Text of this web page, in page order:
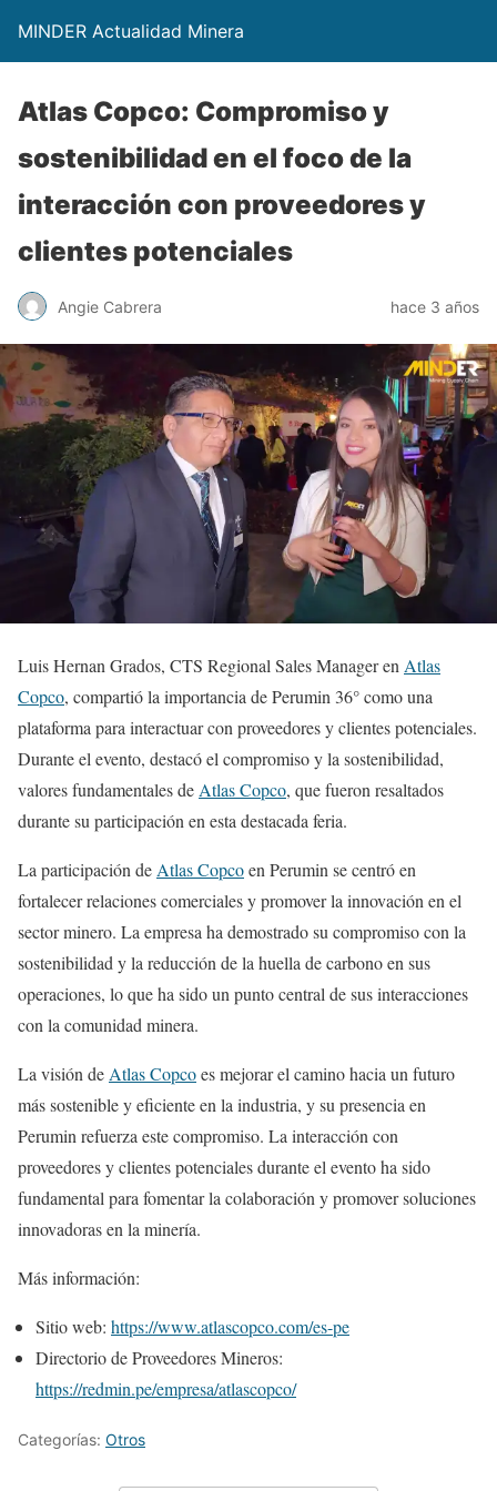
MINDER Actualidad Minera
Atlas Copco: Compromiso y
sostenibilidad en el foco de la
interacción con proveedores y
clientes potenciales
Angie Cabrera hace 3 años
Luis Hernan Grados, CTS Regional Sales Manager en Atlas
Copco, compartió la importancia de Perumin 36° como una
plataforma para interactuar con proveedores y clientes potenciales.
Durante el evento, destacó el compromiso y la sostenibilidad,
valores fundamentales de Atlas Copco, que fueron resaltados
durante su participación en esta destacada feria.
La participación de Atlas Copcoen Perumin se centró en
fortalecer relaciones comerciales y promover la innovación en el
sector minero. La empresa ha demostrado su compromiso con la
sostenibilidad y la reducción de la huella de carbono en sus
operaciones, lo que ha sido un punto central de sus interacciones
con la comunidad minera.
La visión de Atlas Copcoes mejorar el camino hacia un futuro
más sostenible y eficiente en la industria, y su presencia en
Perumin refuerza este compromiso. La interacción con
proveedores y clientes potenciales durante el evento ha sido
fundamental para fomentar la colaboración y promover soluciones
innovadoras en la minería.
Más información:
Sitio web: https://www.atlascopco.com/es-pe
Directorio de Proveedores Mineros:
https://redmin.pe/empresa/atlascopco/
Categorías: Otros